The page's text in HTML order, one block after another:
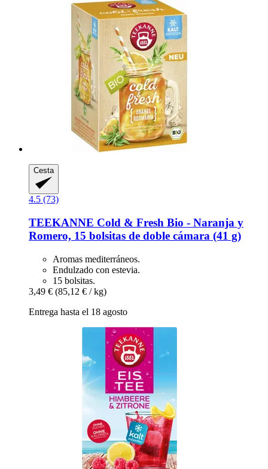
Cesta
4.5 (73)
TEEKANNE Cold & Fresh Bio -​ Naranja y
Romero, 15 bolsitas de doble cámara (41 g)
Aromas mediterráneos.
Endulzado con estevia.
15 bolsitas.
3,49 € (85,12 € / kg)
Entrega hasta el 18 agosto